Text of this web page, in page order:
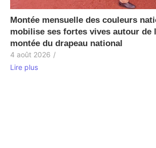
Montée mensuelle des couleurs
mobilise ses fortes vives autour de
montée du drapeau national
4 août 2026 /
Lire plus